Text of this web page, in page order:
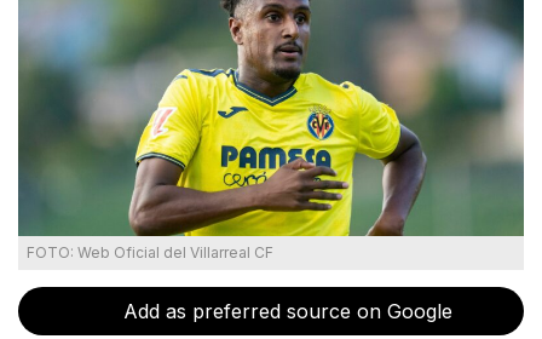
FOTO: Web Oficial del Villarreal CF
Add as preferred source on Google